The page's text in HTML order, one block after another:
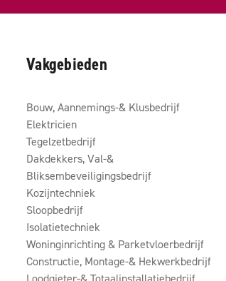
Vakgebieden
Bouw, Aannemings-& Klusbedrijf
Elektricien
Tegelzetbedrijf
Dakdekkers, Val-&
Bliksembeveiligingsbedrijf
Kozijntechniek
Sloopbedrijf
Isolatietechniek
Woninginrichting & Parketvloerbedrijf
Constructie, Montage-& Hekwerkbedrijf
Loodgieter-& Totaalinstallatiebedrijf